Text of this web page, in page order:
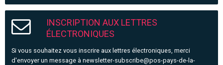
INSCRIPTION AUX LETTRES
ÉLECTRONIQUES
Si vous souhaitez vous inscrire aux lettres électroniques, merci
d'envoyer un message à newsletter-subscribe@pos-pays-de-la-